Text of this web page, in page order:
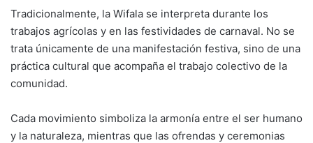
Tradicionalmente, la Wifala se interpreta durante los
trabajos agrícolas y en las festividades de carnaval. No se
trata únicamente de una manifestación festiva, sino de una
práctica cultural que acompaña el trabajo colectivo de la
comunidad.
Cada movimiento simboliza la armonía entre el ser humano
y la naturaleza, mientras que las ofrendas y ceremonias